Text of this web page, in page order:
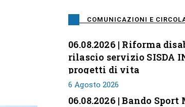
COMUNICAZIONI E
06.08.2026 | Riforma
rilascio servizio SISDA
progetti di vita
6 Agosto 2026
06.08.2026 | Bando